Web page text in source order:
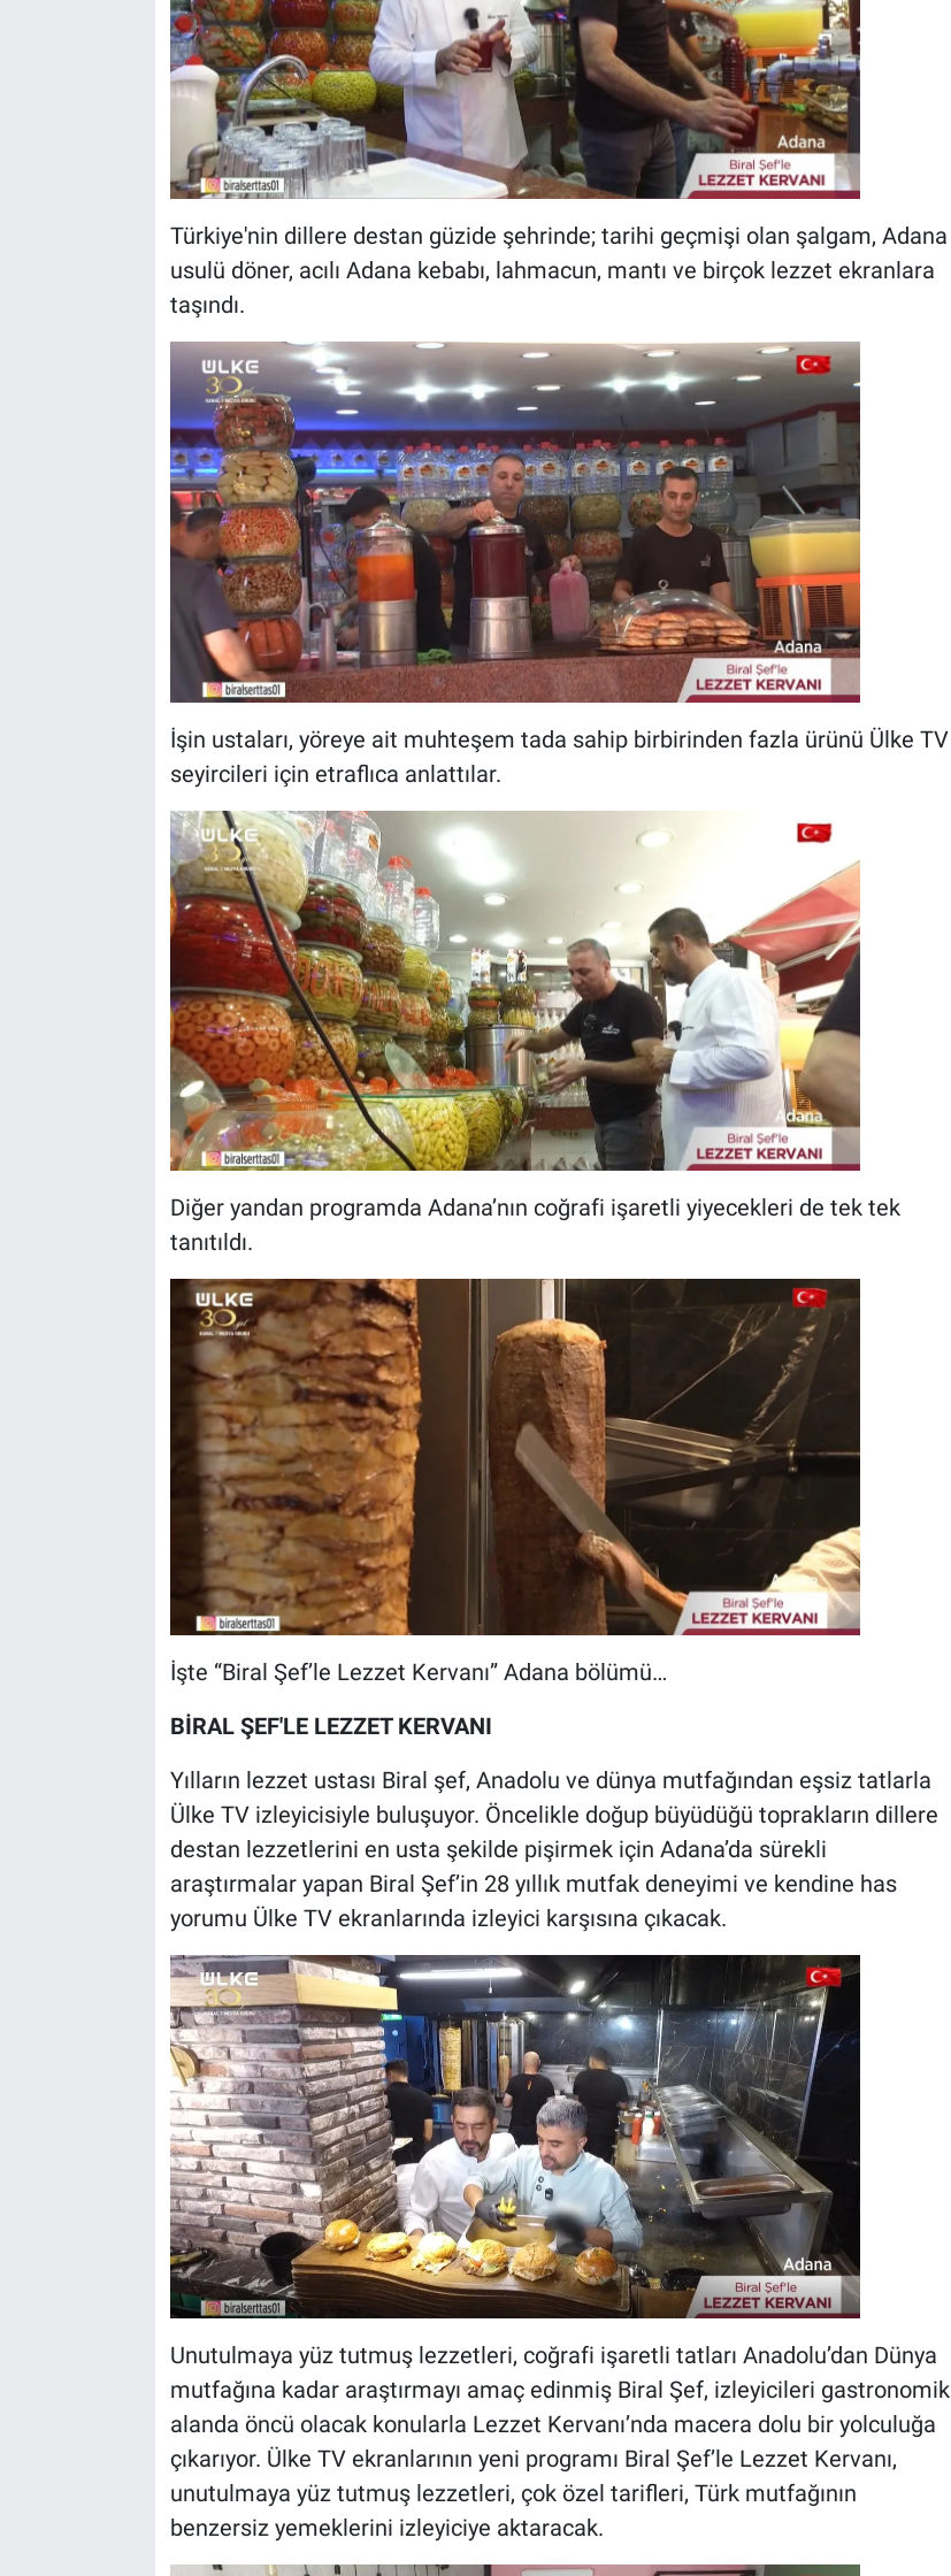
Türkiye'nin dillere destan güzide şehrinde; tarihi geçmişi olan şalgam, Adana
usulü döner, acılı Adana kebabı, lahmacun, mantı ve birçok lezzet ekranlara
taşındı.
İşin ustaları, yöreye ait muhteşem tada sahip birbirinden fazla ürünü Ülke TV
seyircileri için etraflıca anlattılar.
Diğer yandan programda Adana’nın coğrafi işaretli yiyecekleri de tek tek
tanıtıldı.
İşte “Biral Şef’le Lezzet Kervanı” Adana bölümü…
BİRAL ŞEF'LE LEZZET KERVANI
Yılların lezzet ustası Biral şef, Anadolu ve dünya mutfağından eşsiz tatlarla
Ülke TV izleyicisiyle buluşuyor. Öncelikle doğup büyüdüğü toprakların dillere
destan lezzetlerini en usta şekilde pişirmek için Adana’da sürekli
araştırmalar yapan Biral Şef’in 28 yıllık mutfak deneyimi ve kendine has
yorumu Ülke TV ekranlarında izleyici karşısına çıkacak.
Unutulmaya yüz tutmuş lezzetleri, coğrafi işaretli tatları Anadolu’dan Dünya
mutfağına kadar araştırmayı amaç edinmiş Biral Şef, izleyicileri gastronomik
alanda öncü olacak konularla Lezzet Kervanı’nda macera dolu bir yolculuğa
çıkarıyor. Ülke TV ekranlarının yeni programı Biral Şef’le Lezzet Kervanı,
unutulmaya yüz tutmuş lezzetleri, çok özel tarifleri, Türk mutfağının
benzersiz yemeklerini izleyiciye aktaracak.